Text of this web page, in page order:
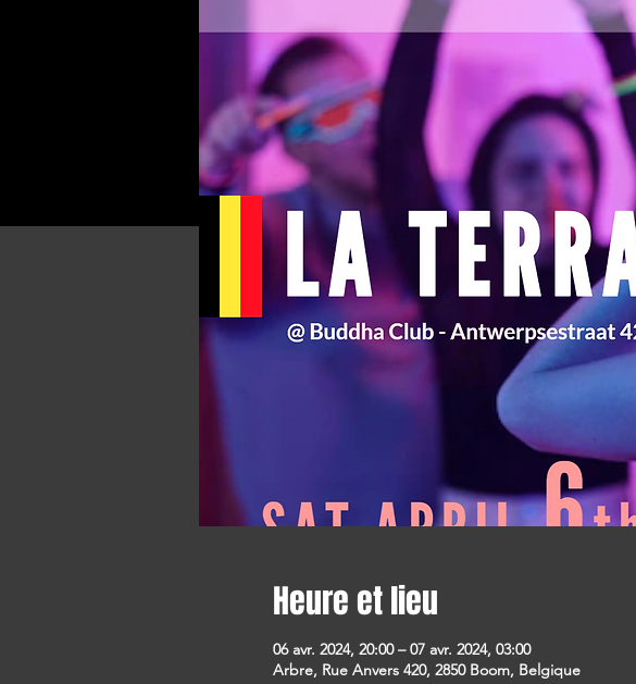
Heure et lieu
06 avr. 2024, 20:00 – 07 avr. 2024, 03:00
Arbre, Rue Anvers 420, 2850 Boom, Belgique